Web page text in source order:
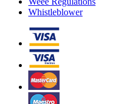
Whistleblower